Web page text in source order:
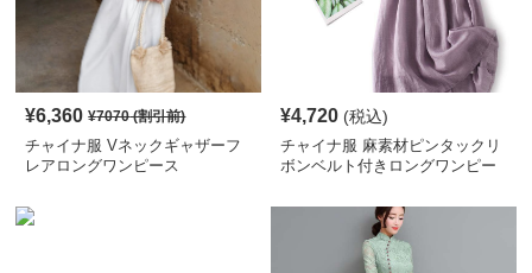
¥6,360 ¥7070(割引前)
チャイナ服 Vネックギャザーフ
レアロングワンピース
¥4,720 (税込)
チャイナ服 麻素材ピンタックリ
ボンベルト付きロングワンピー